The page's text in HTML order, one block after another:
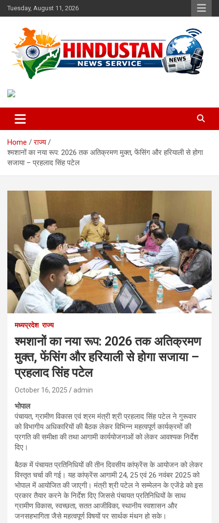
Skip
to
Tuesday, August 11, 2026
Hindustan News Service
Home
राज्य
श्मशानों का नया रूप: 2026 तक अतिक्रमण मुक्त, फेंसिंग और हरियाली से होगा
सजाया – प्रहलाद सिंह पटेल
मध्यप्रदेश राज्य
श्मशानों का नया रूप: 2026 तक अतिक्रमण
मुक्त, फेंसिंग और हरियाली से होगा सजाया –
प्रहलाद सिंह पटेल
October 16, 2025 admin
भोपाल
पंचायत, ग्रामीण विकास एवं श्रम मंत्री श्री प्रहलाद सिंह पटेल ने गुरूवार
को विभागीय अधिकारियों की बैठक लेकर विभिन्न महत्वपूर्ण कार्यक्रमों की
प्रगति की समीक्षा की तथा आगामी कार्ययोजनाओं को लेकर आवश्यक निर्देश
दिए।
बैठक में पंचायत प्रतिनिधियों की तीन दिवसीय कांफ्रेंस के आयोजन को लेकर
विस्तृत चर्चा की गई। यह कांफ्रेंस आगामी 24, 25 एवं 26 नवंबर 2025 को
भोपाल में आयोजित की जाएगी। मंत्री श्री पटेल ने सम्मेलन के एजेंडे को इस
प्रकार तैयार करने के निर्देश दिए जिससे पंचायत प्रतिनिधियों के साथ
ग्रामीण विकास, स्वच्छता, सतत आजीविका, स्थानीय स्वशासन और
जनसहभागिता जैसे महत्वपूर्ण विषयों पर सार्थक मंथन हो सके।